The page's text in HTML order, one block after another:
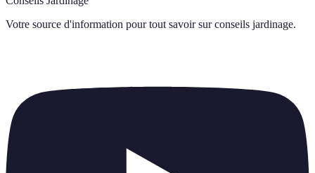
Votre source d'information pour tout savoir sur conseils jardinage.